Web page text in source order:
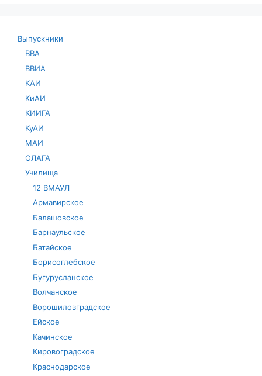
Выпускники
ВВА
ВВИА
КАИ
КиАИ
КИИГА
КуАИ
МАИ
ОЛАГА
Училища
12 ВМАУЛ
Армавирское
Балашовское
Барнаульское
Батайское
Борисоглебское
Бугурусланское
Волчанское
Ворошиловградское
Ейское
Качинское
Кировоградское
Краснодарское